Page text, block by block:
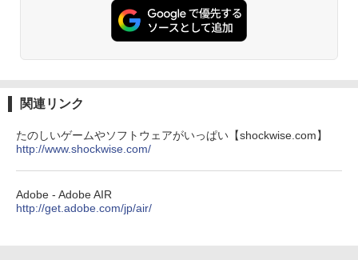
Kindle Paperwhite シグニチャーエディ
ション (32GB) 7インチディスプレイ、明
るさ自動調整、色調調節ライト、12週間
ブラック
Amazon Kindle Paperwhite (16GB) 7イ
ンチディスプレイ、色調調節ライト、12
￥22,980
関連リンク
たのしいゲームやソフトウェアがいっぱい【shockwise.com】
http://www.shockwise.com/
Adobe - Adobe AIR
http://get.adobe.com/jp/air/